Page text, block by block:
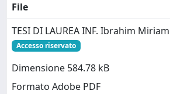
File
TESI DI LAUREA INF. Ibrahim
Accesso riservato
Dimensione 584.78 kB
Formato Adobe PDF